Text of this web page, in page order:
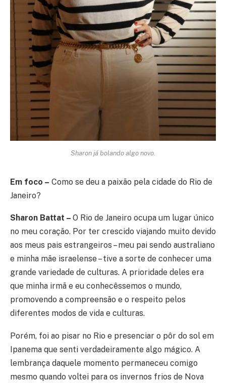
Sharon já bolando algo novo.
Em foco – Como se deu a paixão pela cidade do Rio de
Janeiro?
Sharon Battat – O Rio de Janeiro ocupa um lugar único
no meu coração. Por ter crescido viajando muito devido
aos meus pais estrangeiros – meu pai sendo australiano
e minha mãe israelense – tive a sorte de conhecer uma
grande variedade de culturas. A prioridade deles era
que minha irmã e eu conhecêssemos o mundo,
promovendo a compreensão e o respeito pelos
diferentes modos de vida e culturas.
Porém, foi ao pisar no Rio e presenciar o pôr do sol em
Ipanema que senti verdadeiramente algo mágico. A
lembrança daquele momento permaneceu comigo
mesmo quando voltei para os invernos frios de Nova